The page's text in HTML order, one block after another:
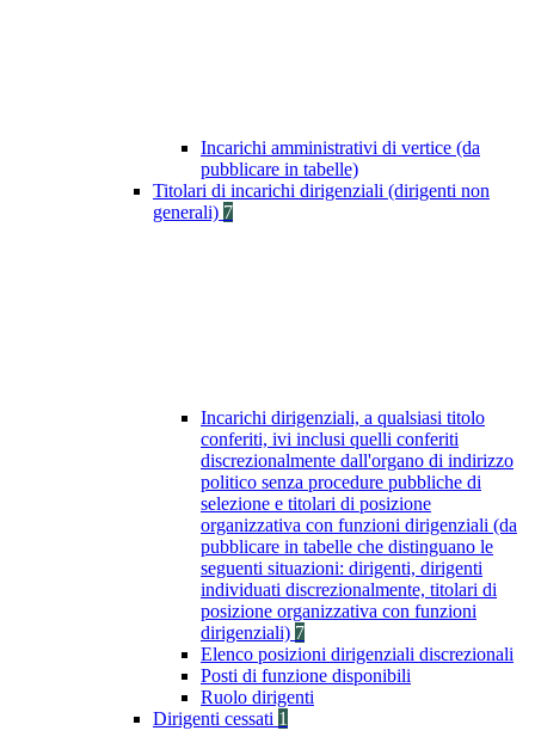
Incarichi amministrativi di vertice (da
pubblicare in tabelle)
Titolari di incarichi dirigenziali (dirigenti non
generali) 7
Incarichi dirigenziali, a qualsiasi titolo
conferiti, ivi inclusi quelli conferiti
discrezionalmente dall'organo di indirizzo
politico senza procedure pubbliche di
selezione e titolari di posizione
organizzativa con funzioni dirigenziali (da
pubblicare in tabelle che distinguano le
seguenti situazioni: dirigenti, dirigenti
individuati discrezionalmente, titolari di
posizione organizzativa con funzioni
dirigenziali) 7
Elenco posizioni dirigenziali discrezionali
Posti di funzione disponibili
Ruolo dirigenti
Dirigenti cessati 1